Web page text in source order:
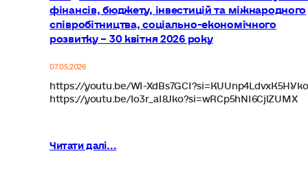
фінансів, бюджету, інвестицій та міжнародного
співробітництва, соціально-економічного
розвитку – 30 квітня 2026 року
07.05.2026
https://youtu.be/WI-XdBs7GCI?si=KUUnp4LdvxK5HYko
https://youtu.be/Io3r_aI8Jko?si=wRCp5hNI6CjlZUMX
Читати далі...